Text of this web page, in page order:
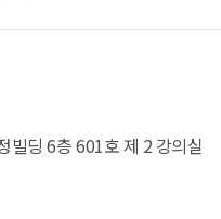
빌딩 6층 601호 제 2 강의실